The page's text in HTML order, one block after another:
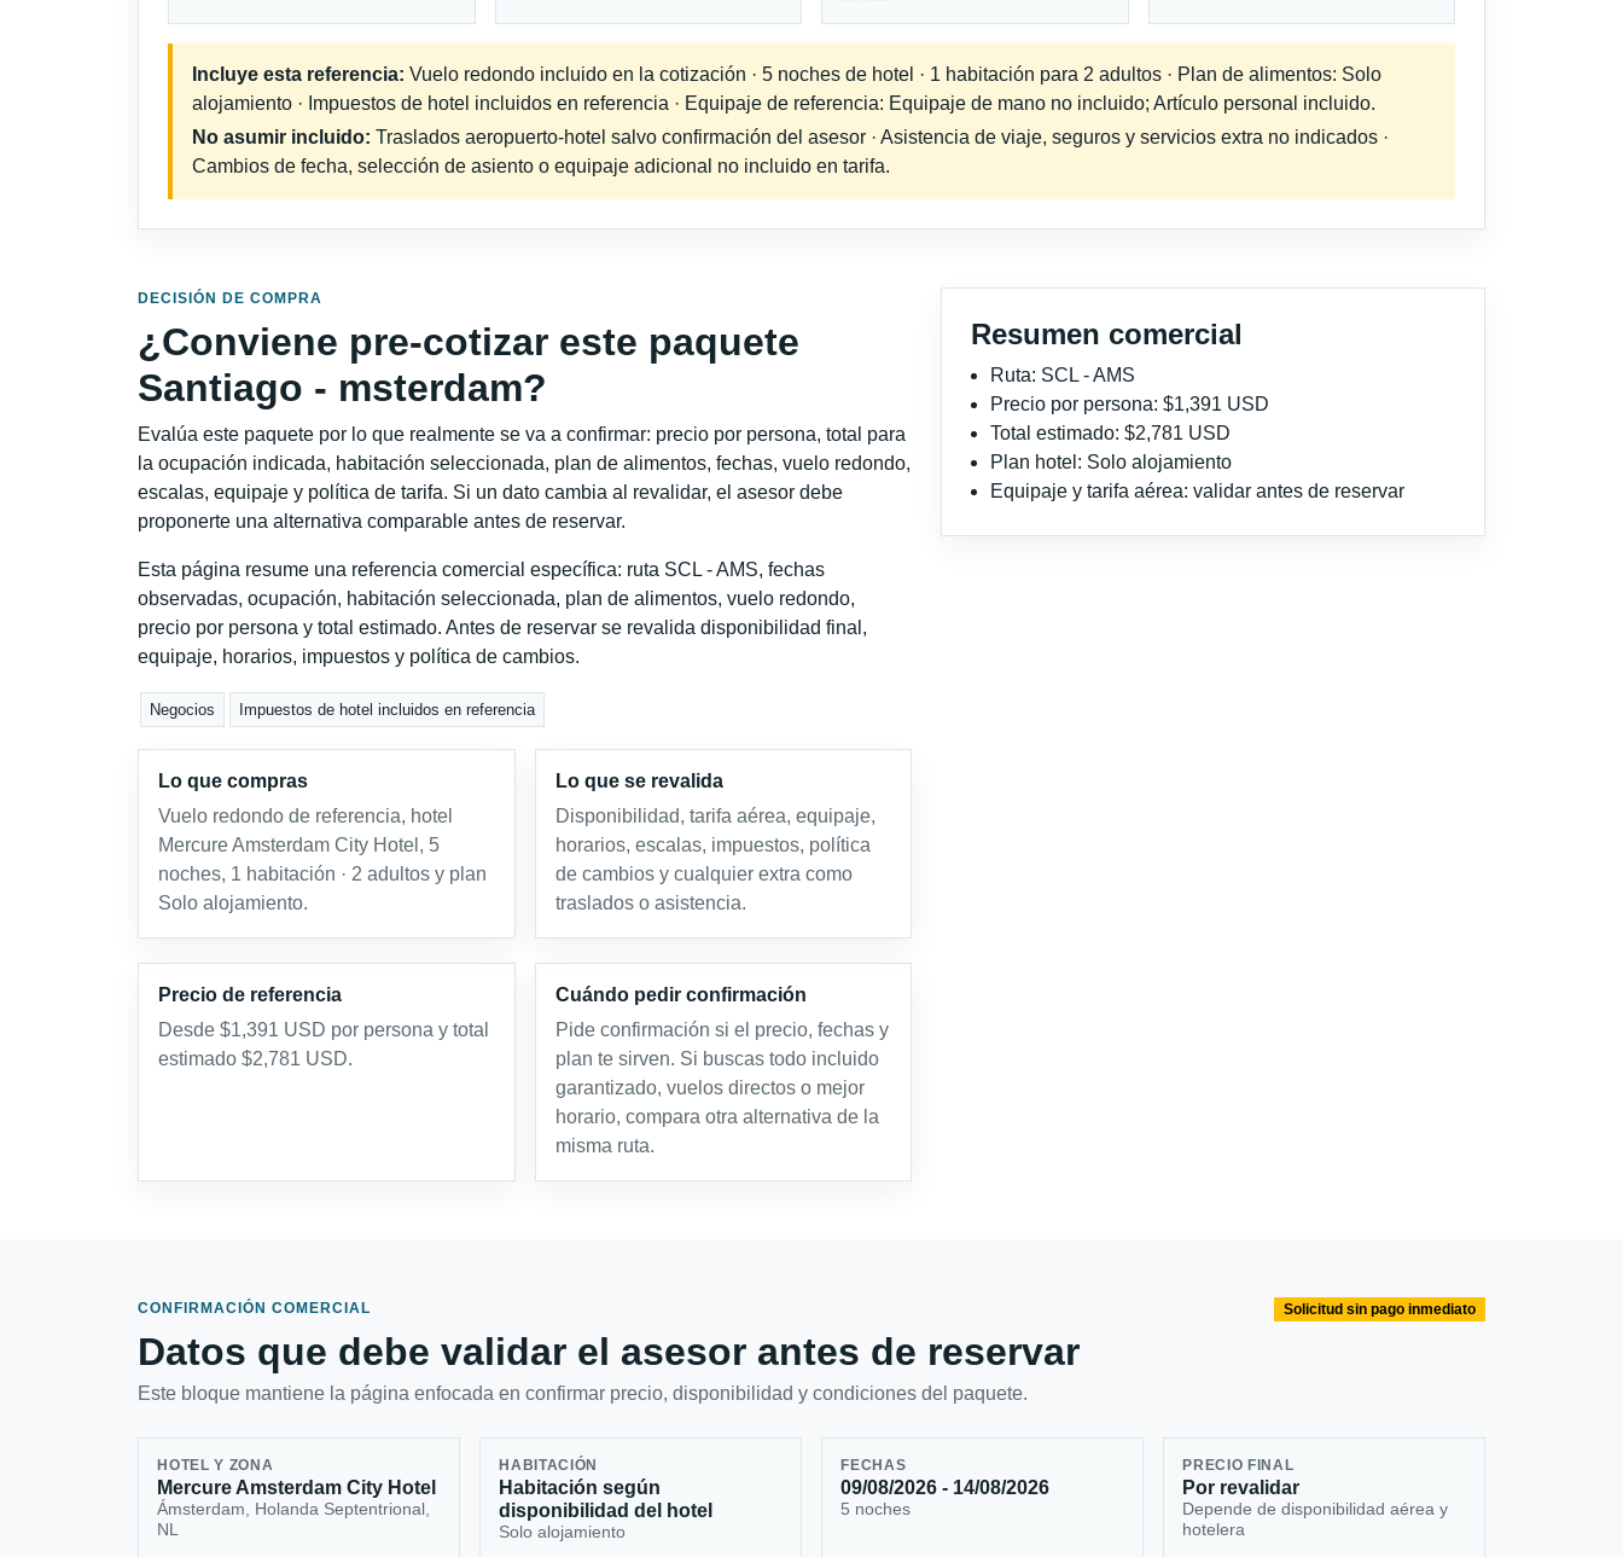
Incluye esta referencia: Vuelo redondo incluido en la cotización · 5 noches de hotel · 1 habitación para 2 adultos · Plan de alimentos: Solo
alojamiento · Impuestos de hotel incluidos en referencia · Equipaje de referencia: Equipaje de mano no incluido; Artículo personal incluido.
No asumir incluido: Traslados aeropuerto-hotel salvo confirmación del asesor · Asistencia de viaje, seguros y servicios extra no indicados ·
Cambios de fecha, selección de asiento o equipaje adicional no incluido en tarifa.
DECISIÓN DE COMPRA
¿Conviene pre-cotizar este paquete
Santiago - msterdam?
Evalúa este paquete por lo que realmente se va a confirmar: precio por persona, total para
la ocupación indicada, habitación seleccionada, plan de alimentos, fechas, vuelo redondo,
escalas, equipaje y política de tarifa. Si un dato cambia al revalidar, el asesor debe
proponerte una alternativa comparable antes de reservar.
Esta página resume una referencia comercial específica: ruta SCL - AMS, fechas
observadas, ocupación, habitación seleccionada, plan de alimentos, vuelo redondo,
precio por persona y total estimado. Antes de reservar se revalida disponibilidad final,
equipaje, horarios, impuestos y política de cambios.
Negocios Impuestos de hotel incluidos en referencia
Lo que compras
Vuelo redondo de referencia, hotel
Mercure Amsterdam City Hotel, 5
noches, 1 habitación · 2 adultos y plan
Solo alojamiento.
Lo que se revalida
Disponibilidad, tarifa aérea, equipaje,
horarios, escalas, impuestos, política
de cambios y cualquier extra como
traslados o asistencia.
Precio de referencia
Desde $1,391 USD por persona y total
estimado $2,781 USD.
Cuándo pedir confirmación
Pide confirmación si el precio, fechas y
plan te sirven. Si buscas todo incluido
garantizado, vuelos directos o mejor
horario, compara otra alternativa de la
misma ruta.
Resumen comercial
Ruta: SCL - AMS
Precio por persona: $1,391 USD
Total estimado: $2,781 USD
Plan hotel: Solo alojamiento
Equipaje y tarifa aérea: validar antes de reservar
CONFIRMACIÓN COMERCIAL
Datos que debe validar el asesor antes de reservar
Este bloque mantiene la página enfocada en confirmar precio, disponibilidad y condiciones del paquete.
Solicitud sin pago inmediato
HOTEL Y ZONA
Mercure Amsterdam City Hotel
Ámsterdam, Holanda Septentrional,
NL
HABITACIÓN
Habitación según
disponibilidad del hotel
Solo alojamiento
FECHAS
09/08/2026 - 14/08/2026
5 noches
PRECIO FINAL
Por revalidar
Depende de disponibilidad aérea y
hotelera